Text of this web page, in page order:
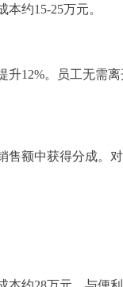
本约15-25万元。
升12%。员工无需
售额中获得分成。